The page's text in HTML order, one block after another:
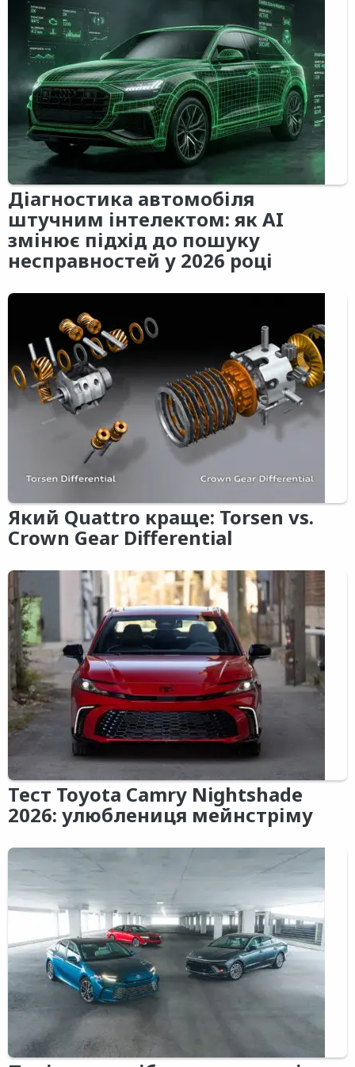
Діагностика автомобіля
штучним інтелектом: як AI
змінює підхід до пошуку
несправностей у 2026 році
Який Quattro краще: Torsen vs.
Crown Gear Differential
Тест Toyota Camry Nightshade
2026: улюблениця мейнстріму